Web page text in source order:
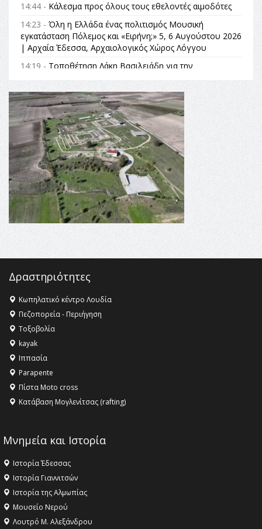
14:44 - Κάλεσμα προς όλους τους εθελοντές αιμοδότες
14:23 - Όλη η Ελλάδα ένας πολιτισμός Μουσική
εγκατάσταση Πόλεμος και «Ειρήνη;» 5, 6 Αυγούστου 2026
| Αρχαία Έδεσσα, Αρχαιολογικός Χώρος Λόγγου
14:19 - Τοποθέτηση Λάκη Βασιλειάδη για την
Αναθεώρηση του Συντάγματος: «Σε τέτοιες κορυφαίες
θεσμικές διαδικασίες υπάρχει μόνο η ευθύνη απέναντι
στις επόμενες γενιές»
16:35 -Το πρόγραμμα του ΠΑΟΚ στον δεύτερο γύρο του
Champions League!
16:27 -Όλυμπος: Εντάχθηκε στον Κατάλογο Παγκόσμιας
Κληρονομιάς της UNESCO – Ομόφωνη η απόφαση Ο
Όλυμπος αναγνωρίστηκε ως φυσικό και πολιτιστικό
αγαθό εξέχουσας οικουμενικής αξίας για την
ανθρωπότητα
16:18 -
ΕΝΟΡΙΑΚΕΣ ΚΑΛΟΚΑΙΡΙΝΕΣ ΔΡΑΣΕΙΣ ΓΙΑ ΠΑΙΔΙΑ
ΣΤΗΝ ΕΔΕΣΣΑ
Δραστηριότητες
Κωπηλατικό κέντρο Λουδία
Πεζοπορεία - Περιήγηση
Τοξοβολία
kayak
Ιππασία
Parapente
Πίστα Moto cross
Κατάβαση Μογλενίτσας (rafting)
Μνημεία και Ιστορία
Ιστορία Έδεσσας
Ιστορία Γιαννιτσών
Ιστορία της Αλμωπίας
Μουσείο Νερού
Λουτρό Μ. Αλεξάνδρου